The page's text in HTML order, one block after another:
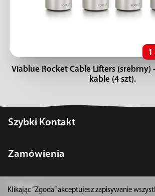
1
Viablue Rocket Cable Lifters (srebrny)
kable (4 szt).
Szybki Kontakt
Zamówienia
Usługi
Klikając “Zgoda” akceptujesz zapisywanie